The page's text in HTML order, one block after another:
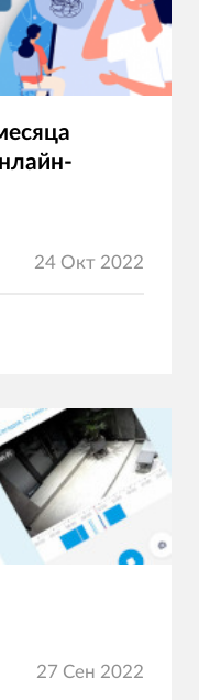
24 Окт 2022
27 Сен 2022